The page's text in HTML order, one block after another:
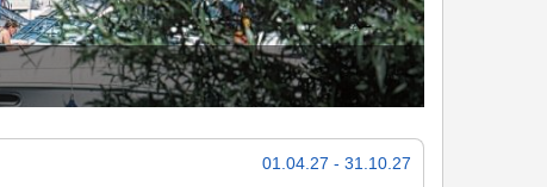
01.04.27 - 31.10.27